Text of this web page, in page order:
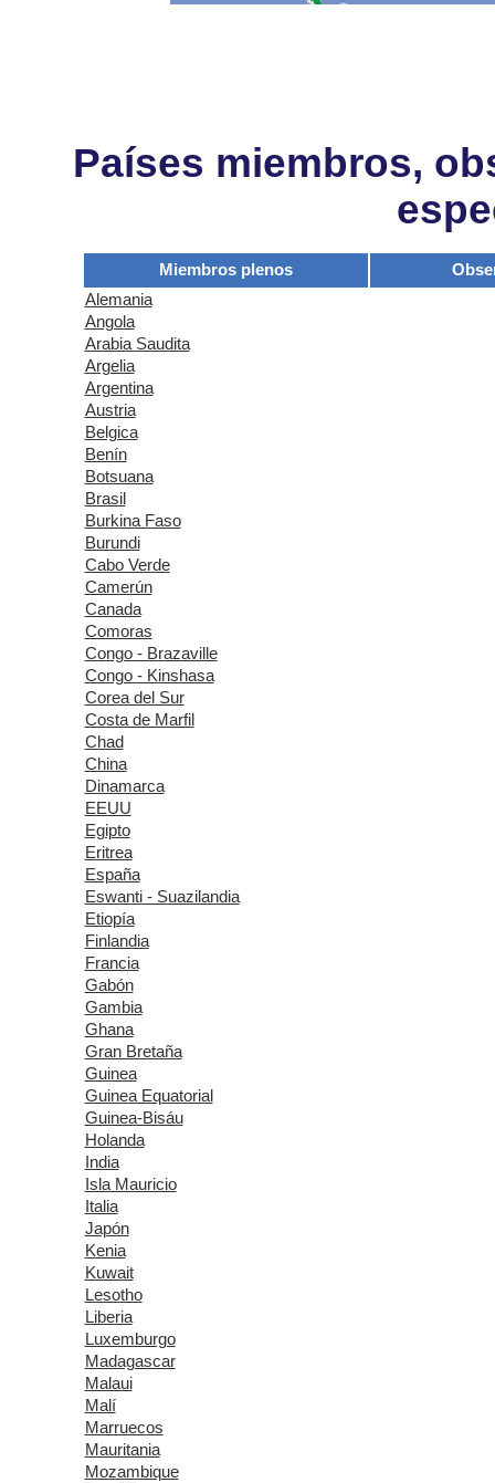
Países miembros,
Miembros plenos
Alemania
Angola
Arabia Saudita
Argelia
Argentina
Austria
Belgica
Benín
Botsuana
Brasil
Burkina Faso
Burundi
Cabo Verde
Camerún
Canada
Comoras
Congo - Brazaville
Congo - Kinshasa
Corea del Sur
Costa de Marfil
Chad
China
Dinamarca
EEUU
Egipto
Eritrea
España
Eswanti - Suazilandia
Etiopía
Finlandia
Francia
Gabón
Gambia
Ghana
Gran Bretaña
Guinea
Guinea Equatorial
Guinea-Bisáu
Holanda
India
Isla Mauricio
Italia
Japón
Kenia
Kuwait
Lesotho
Liberia
Luxemburgo
Madagascar
Malaui
Malí
Marruecos
Mauritania
Mozambique